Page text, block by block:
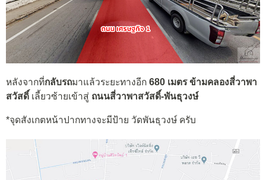
หลังจากที่กลับรถมาแล้วระยะทางอีก 680 เมตร ข้ามคลองสี่วาพา
สวัสดิ์ เลี้ยวซ้ายเข้าสู่ ถนนสี่วาพาสวัสดิ์-พันธุวงษ์
*จุดสังเกตหน้าปากทางจะมีป้าย วัดพันธุวงษ์ ครับ